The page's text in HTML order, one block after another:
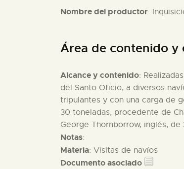
Nombre del productor:
Área de contenido y
Alcance y contenido:
del Santo Oficio, a diversos
tripulantes y con una carga de
30 toneladas, procedente de
George Thornborrow, inglés, de
Notas:
Materia: Visitas de navíos
Documento asociado